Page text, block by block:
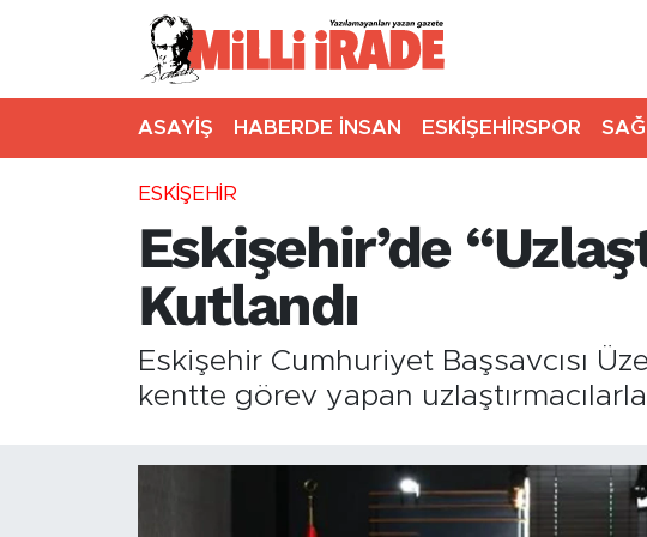
ASAYİŞ HABERDE İNSAN ESKİŞEHİRSPOR
ESKİŞEHİR
Eskişehir’de
Kutlandı
Eskişehir Cumhuriyet Başsavcısı
kentte görev yapan